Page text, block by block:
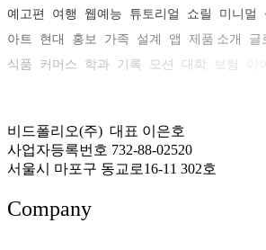
예고편
여행 웹예능 튜토리얼 쇼릴 미니멀
아트
현대 홍보 가족 설계 앱 제품 소개 글
식품
커머스 학과 기록 모션 대학 보험
비드폴리오(주) 대표 이은호
사업자등록번호 732-88-02520
서울시 마포구 동교로16-11 302호
Company